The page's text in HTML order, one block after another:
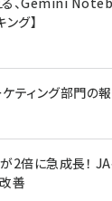
グ】
ティング部門の
2倍に急成長！
善